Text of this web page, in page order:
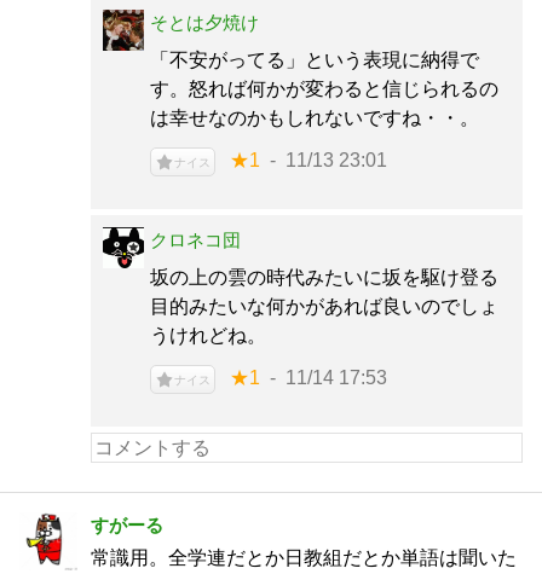
そとは夕焼け
「不安がってる」という表現に納得で
す。怒れば何かが変わると信じられるの
は幸せなのかもしれないですね・・。
ナイス ★1 11/13 23:01
クロネコ団
坂の上の雲の時代みたいに坂を駆け登る
目的みたいな何かがあれば良いのでしょ
うけれどね。
ナイス ★1 11/14 17:53
すがーる
常識用。全学連だとか日教組だとか単語は聞いた